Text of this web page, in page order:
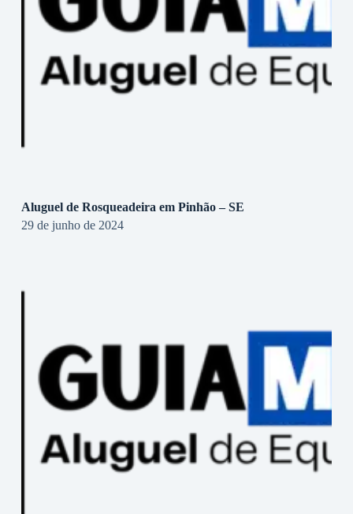
Aluguel de Rosqueadeira em Pinhão – SE
29 de junho de 2024